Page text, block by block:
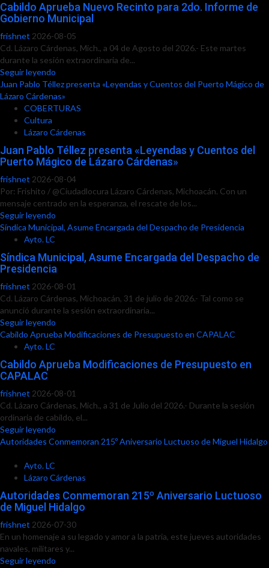
Cabildo Aprueba Nuevo Recinto para 2do. Informe de
Gobierno Municipal
frishnet 2026-08-05
Cd. Lázaro Cárdenas, Mich., a 04 de Agosto del 2026.- Este martes
durante la sesión extraordinaria de...
Seguir leyendo
Juan Pablo Téllez presenta «Leyendas y Cuentos del Puerto Mágico de
Lázaro Cárdenas»
COBERTURAS
Cultura
Lázaro Cárdenas
Juan Pablo Téllez presenta «Leyendas y Cuentos del
Puerto Mágico de Lázaro Cárdenas»
frishnet 2026-08-04
Por: Frishito / @Ciudadlocura Lázaro Cárdenas, Michoacán. Con un
mensaje centrado en la esperanza, el rescate de los...
Seguir leyendo
Síndica Municipal, Asume Encargada del Despacho de Presidencia
Ayto. LC
Síndica Municipal, Asume Encargada del Despacho de
Presidencia
frishnet 2026-08-01
Cd. Lázaro Cárdenas, Michoacán, 31 de julio de 2026.- Tal como se
anunció durante la sesión extraordinaria...
Seguir leyendo
Cabildo Aprueba Modificaciones de Presupuesto en CAPALAC
Ayto. LC
Cabildo Aprueba Modificaciones de Presupuesto en
CAPALAC
frishnet 2026-08-01
Cd. Lázaro Cárdenas, Mich., a 31 de Julio del 2026.- Durante la sesión
ordinaria de cabildo, el...
Seguir leyendo
Autoridades Conmemoran 215º Aniversario Luctuoso de Miguel Hidalgo
Ayto. LC
Lázaro Cárdenas
Autoridades Conmemoran 215º Aniversario Luctuoso
de Miguel Hidalgo
frishnet 2026-07-30
En un homenaje a su legado y amor a la patria, este jueves autoridades
navales, militares y...
Seguir leyendo